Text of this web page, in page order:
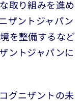
取り組みを進め
ザントジャパン
を整備するなど
ントジャパンに
グニザントの未